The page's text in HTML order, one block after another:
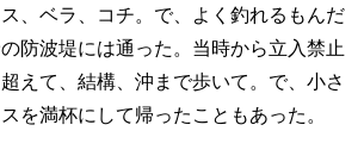
、ベラ、コチ。で、よく釣れるもんだ
防波堤には通った。当時から立入禁止
えて、結構、沖まで歩いて。で、小さ
を満杯にして帰ったこともあった。